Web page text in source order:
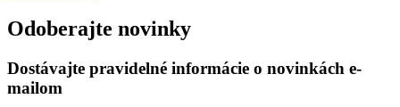
Odoberajte novinky
Dostávajte pravidelné informácie o novinkách e-
mailom